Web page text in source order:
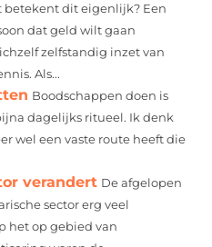
betekent dit eigenlijk? Een
dat geld wilt gaan
zelfstandig inzet van
Als...
Boodschappen doen is
dagelijks ritueel. Ik denk
wel een vaste route heeft die
verandert De afgelopen
sector erg veel
het op gebied van